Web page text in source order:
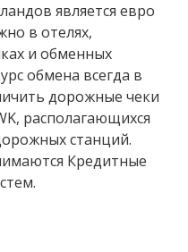
является евро
в отелях,
и обменных
обмена всегда в
дорожные чеки
располагающихся
станций.
Кредитные